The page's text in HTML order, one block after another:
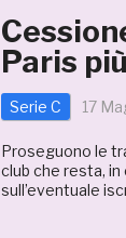
Paris
Serie C 17
Proseguono le
club che resta, in
sull’eventuale